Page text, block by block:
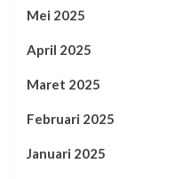
Mei 2025
April 2025
Maret 2025
Februari 2025
Januari 2025